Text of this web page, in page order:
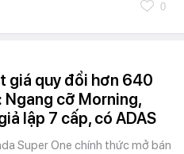
0
giá quy đổi hơn 640
cỡ Morning,
lập 7 cấp, có ADAS
Super One chính thức mở bán